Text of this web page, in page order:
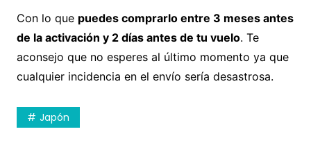
Con lo que puedes comprarlo entre 3 meses antes
de la activación y 2 días antes de tu vuelo. Te
aconsejo que no esperes al último momento ya que
cualquier incidencia en el envío sería desastrosa.
Japón